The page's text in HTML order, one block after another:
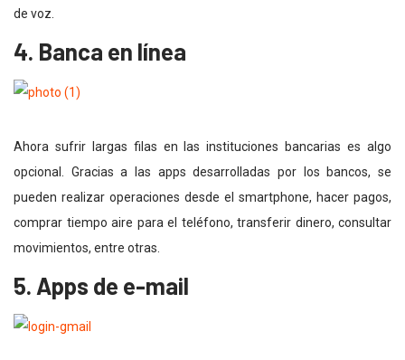
de voz.
4. Banca en línea
Ahora sufrir largas filas en las instituciones bancarias es algo
opcional. Gracias a las apps desarrolladas por los bancos, se
pueden realizar operaciones desde el smartphone, hacer pagos,
comprar tiempo aire para el teléfono, transferir dinero, consultar
movimientos, entre otras.
5. Apps de e-mail